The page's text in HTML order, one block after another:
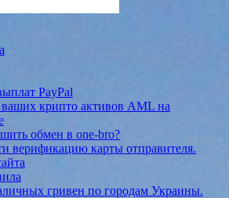
PayPal
крипто активов AML на
обмен в one-bro?
верификацию карты отправителя.
гривен по городам Украины.